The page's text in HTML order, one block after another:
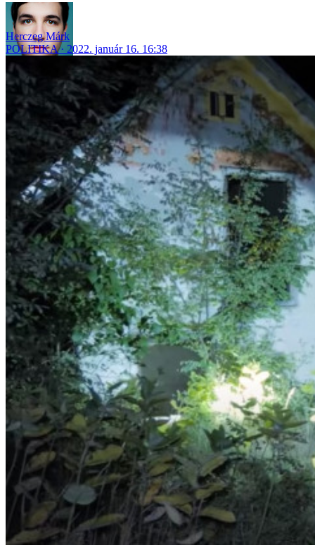
Herczeg Márk
POLITIKA
2022. január 16. 16:38